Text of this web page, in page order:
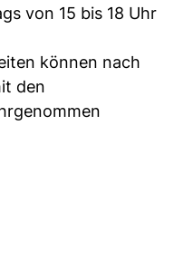
von 15 bis 18 Uhr
können nach
den